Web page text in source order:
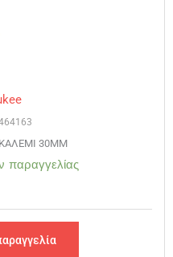
ΚΑΛΕΜΙ 30MM
παραγγελίας